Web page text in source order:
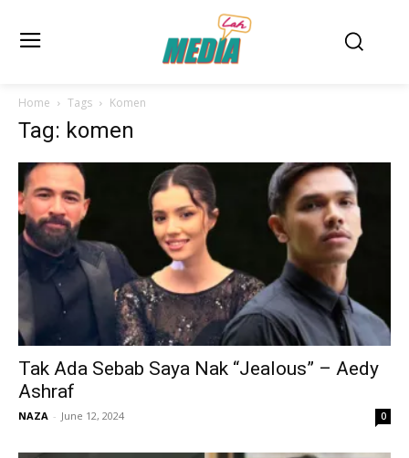
Home Tags Komen
Tag: komen
Tak Ada Sebab Saya Nak “Jealous” – Aedy
Ashraf
NAZA - June 12, 2024 0